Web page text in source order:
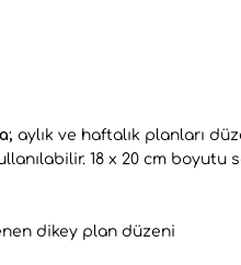
aylık ve haftalık planları
18 x 20 cm
dikey plan düzeni